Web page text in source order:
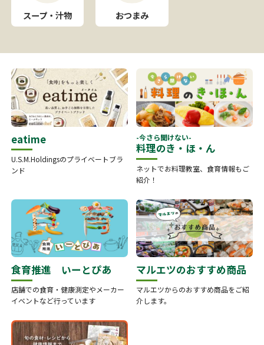
スープ・汁物 おつまみ
eatime
U.S.M.Holdingsのプライベートブラ
-今さら聞けない-
料理のき・ほ・ん
ネットでお料理教室、食育情報もご
食育推進 いーとぴあ
店舗での食育・健康測定やメーカー
マルエツのおすすめ商品
マルエツからのおすすめ商品をご紹